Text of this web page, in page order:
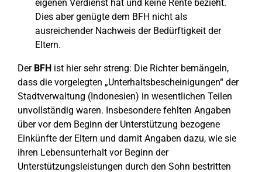
eigenen Verdienst hat und keine Rente bezieht.
Dies aber genügte dem BFH nicht als
ausreichender Nachweis der Bedürftigkeit der
Eltern.
Der BFH ist hier sehr streng: Die Richter bemängeln,
dass die vorgelegten „Unterhaltsbescheinigungen“ der
Stadtverwaltung (Indonesien) in wesentlichen Teilen
unvollständig waren. Insbesondere fehlten Angaben
über vor dem Beginn der Unterstützung bezogene
Einkünfte der Eltern und damit Angaben dazu, wie sie
ihren Lebensunterhalt vor Beginn der
Unterstützungsleistungen durch den Sohn bestritten